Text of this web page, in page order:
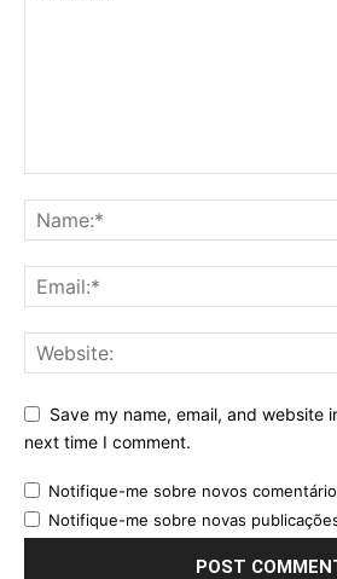
Save my name, email, and website
next time I comment.
Notifique-me sobre novos
Notifique-me sobre novas